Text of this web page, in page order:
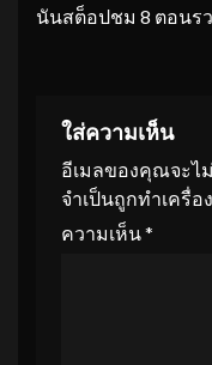
นันสต็อปชม 8 ตอนร
ใส่ความเห็น
อีเมลของคุณจะไ
จำเป็นถูกทำเครื่อ
ความเห็น*